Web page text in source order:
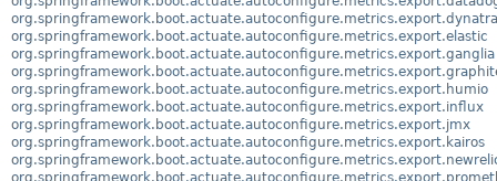
org.springframework.boot.actuate.autoconfigure.metrics.export.elastic
org.springframework.boot.actuate.autoconfigure.metrics.export.ganglia
org.springframework.boot.actuate.autoconfigure.metrics.export.humio
org.springframework.boot.actuate.autoconfigure.metrics.export.influx
org.springframework.boot.actuate.autoconfigure.metrics.export.jmx
org.springframework.boot.actuate.autoconfigure.metrics.export.kairos